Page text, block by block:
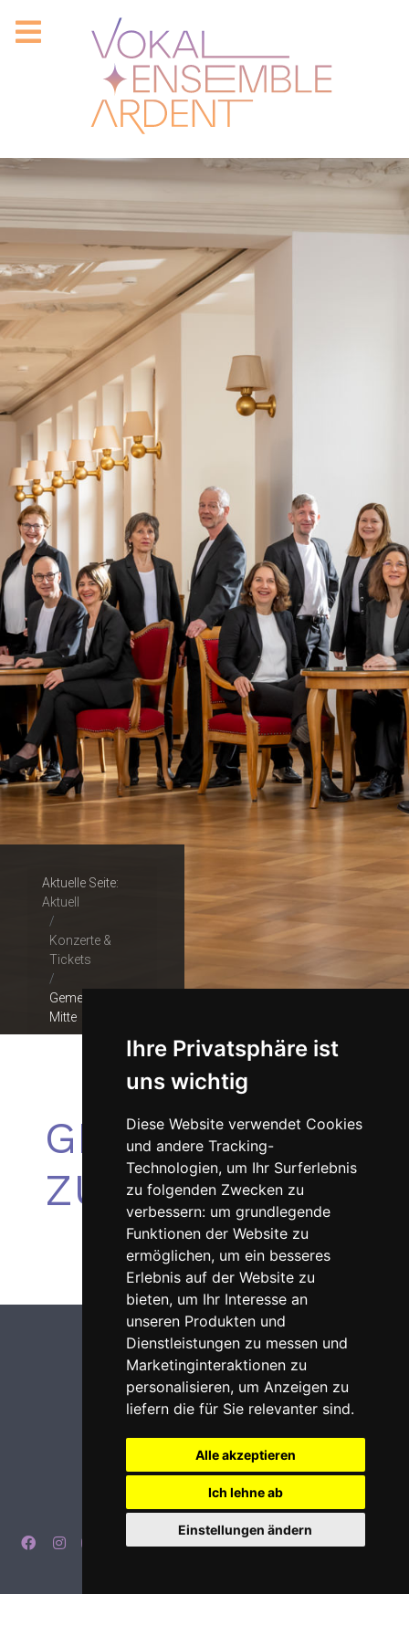
Ihre Privatsphäre ist
uns wichtig
Diese Website verwendet Cookies
und andere Tracking-
Technologien, um Ihr Surferlebnis
zu folgenden Zwecken zu
verbessern: um grundlegende
Funktionen der Website zu
ermöglichen, um ein besseres
Erlebnis auf der Website zu
bieten, um Ihr Interesse an
unseren Produkten und
Dienstleistungen zu messen und
Marketinginteraktionen zu
personalisieren, um Anzeigen zu
liefern die für Sie relevanter sind.
Alle akzeptieren
Ich lehne ab
Einstellungen ändern
Aktuelle Seite:
Aktuell
Konzerte &
Tickets
Gemeinsam zur
Mitte
GEMEINSAM
ZUR MITTE